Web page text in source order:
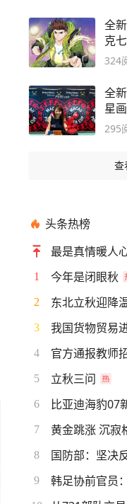
全
克
324
全
星
295
查
头条热榜
最是真情暖人
1 今年是闭眼秋
2 东北立秋迎降
3 我国货物贸易
4 官方通报教师
5 立秋三问
6 比亚迪海豹07
7 黄金跳涨 沉寂
8 国防部：坚决
9